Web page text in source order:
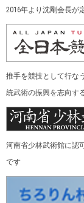
2016年より沈剛会長が
推手を競技として行な
統武術の振興を志向す
河南省少林武術館に認
です